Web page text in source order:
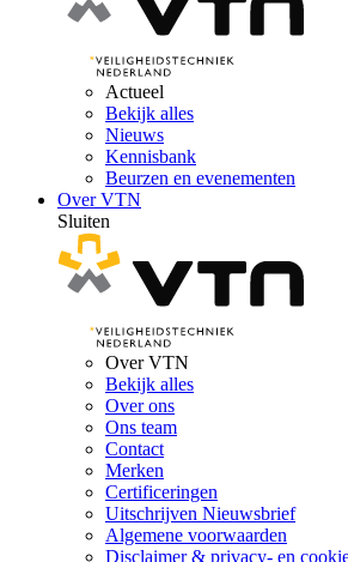
Actueel
Bekijk alles
Nieuws
Kennisbank
Beurzen en evenementen
Over VTN
Sluiten
Over VTN
Bekijk alles
Over ons
Ons team
Contact
Merken
Certificeringen
Uitschrijven Nieuwsbrief
Algemene voorwaarden
Disclaimer & privacy- en